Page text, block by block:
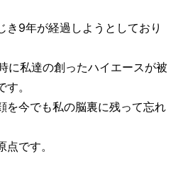
き9年が経過しようとしており
に私達の創ったハイエースが被
。
を今でも私の脳裏に残って忘れ
です。